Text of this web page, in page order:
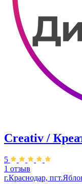
Creativ /
5
1 отзыв
г.Краснодар,